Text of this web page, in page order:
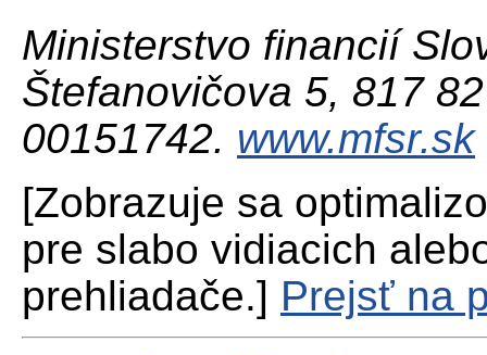
Ministerstvo financií
Štefanovičova 5, 817
00151742. www.mfsr.sk
[Zobrazuje sa
pre slabo vidiacich
prehliadače.] Prejsť na